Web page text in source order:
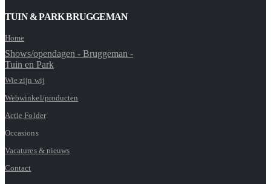
TUIN & PARK BRUGGEMAN
Home
Shows/opendagen - Bruggeman -
Tuin en Park
Wie zijn wij
Webwinkel/producten
Actie Folder
Occasions
Vacatures & nieuws
Contact